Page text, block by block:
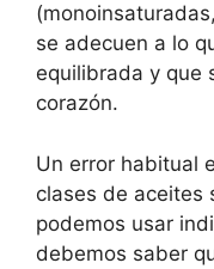
se adecuen a lo
equilibrada y que
corazón.
Un error habitual
clases de aceites
podemos usar
debemos saber